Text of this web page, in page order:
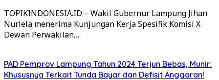
TOPIKINDONESIA.ID – Wakil Gubernur Lampung Jihan
Nurlela menerima Kunjungan Kerja Spesifik Komisi X
Dewan Perwakilan…
PAD Pemprov Lampung Tahun 2024 Terjun Bebas, Munir:
Khususnya Terkait Tunda Bayar dan Defisit Anggaran!